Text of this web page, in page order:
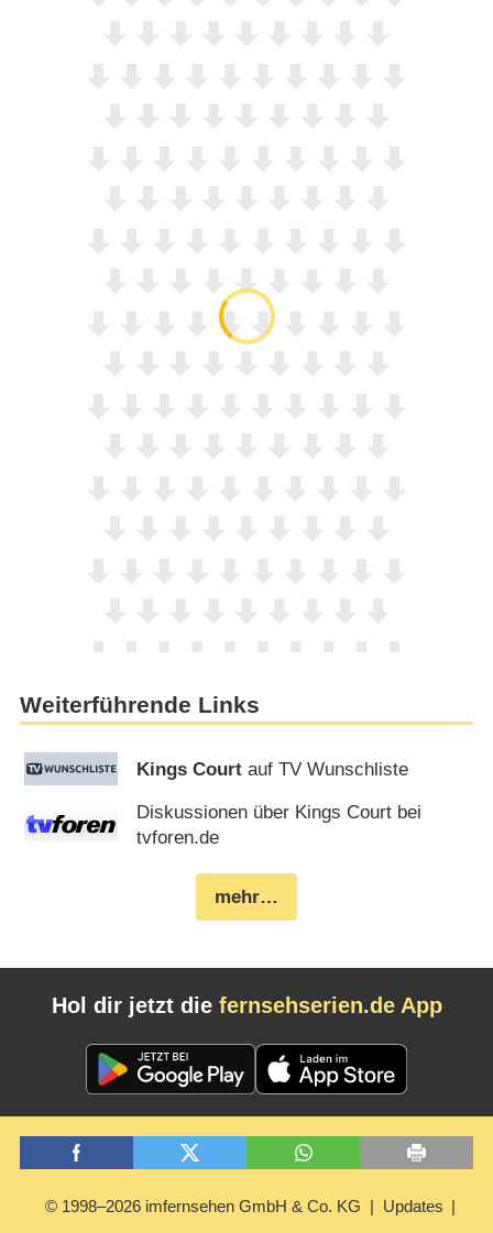
Weiterführende Links
Kings Court auf TV Wunschliste
Diskussionen über Kings Court bei
tvforen.de
mehr…
Hol dir jetzt die fernsehserien.de App
© 1998–2026 imfernsehen GmbH & Co. KG Updates